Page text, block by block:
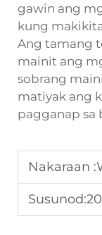
gawin ang
kung
Ang tamang
mainit ang
sobrang
matiyak ang
pagganap sa
Nakaraan :
Susunod:2026